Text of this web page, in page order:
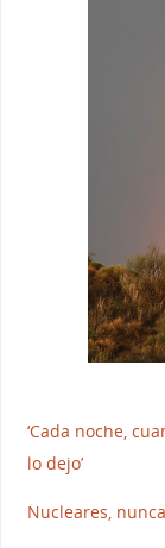
‘Cada noche,
lo dejo’
Nucleares,